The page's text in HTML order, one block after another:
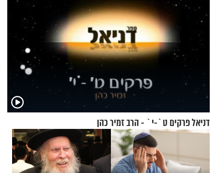
דניאל פרקים ט`-י` - הרב זמיר כהן